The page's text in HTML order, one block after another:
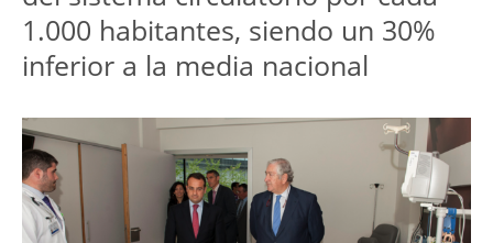
1.000 habitantes, siendo un 30%
inferior a la media nacional